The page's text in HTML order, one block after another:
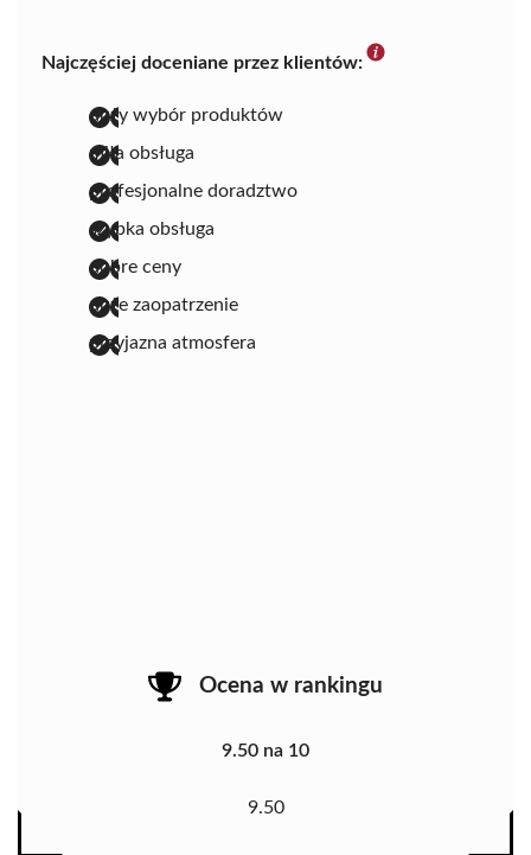
Najczęściej doceniane przez klientów:
duży wybór produktów
miła obsługa
profesjonalne doradztwo
szybka obsługa
dobre ceny
duże zaopatrzenie
przyjazna atmosfera
Ocena w rankingu
9.50 na 10
9.50